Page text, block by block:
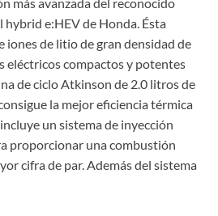
más avanzada del reconocido
e:HEV de Honda. Ésta
iones de litio de gran densidad de
eléctricos compactos y potentes
de ciclo Atkinson de 2.0 litros de
la mejor eficiencia térmica
un sistema de inyección
proporcionar una combustión
cifra de par. Además del sistema